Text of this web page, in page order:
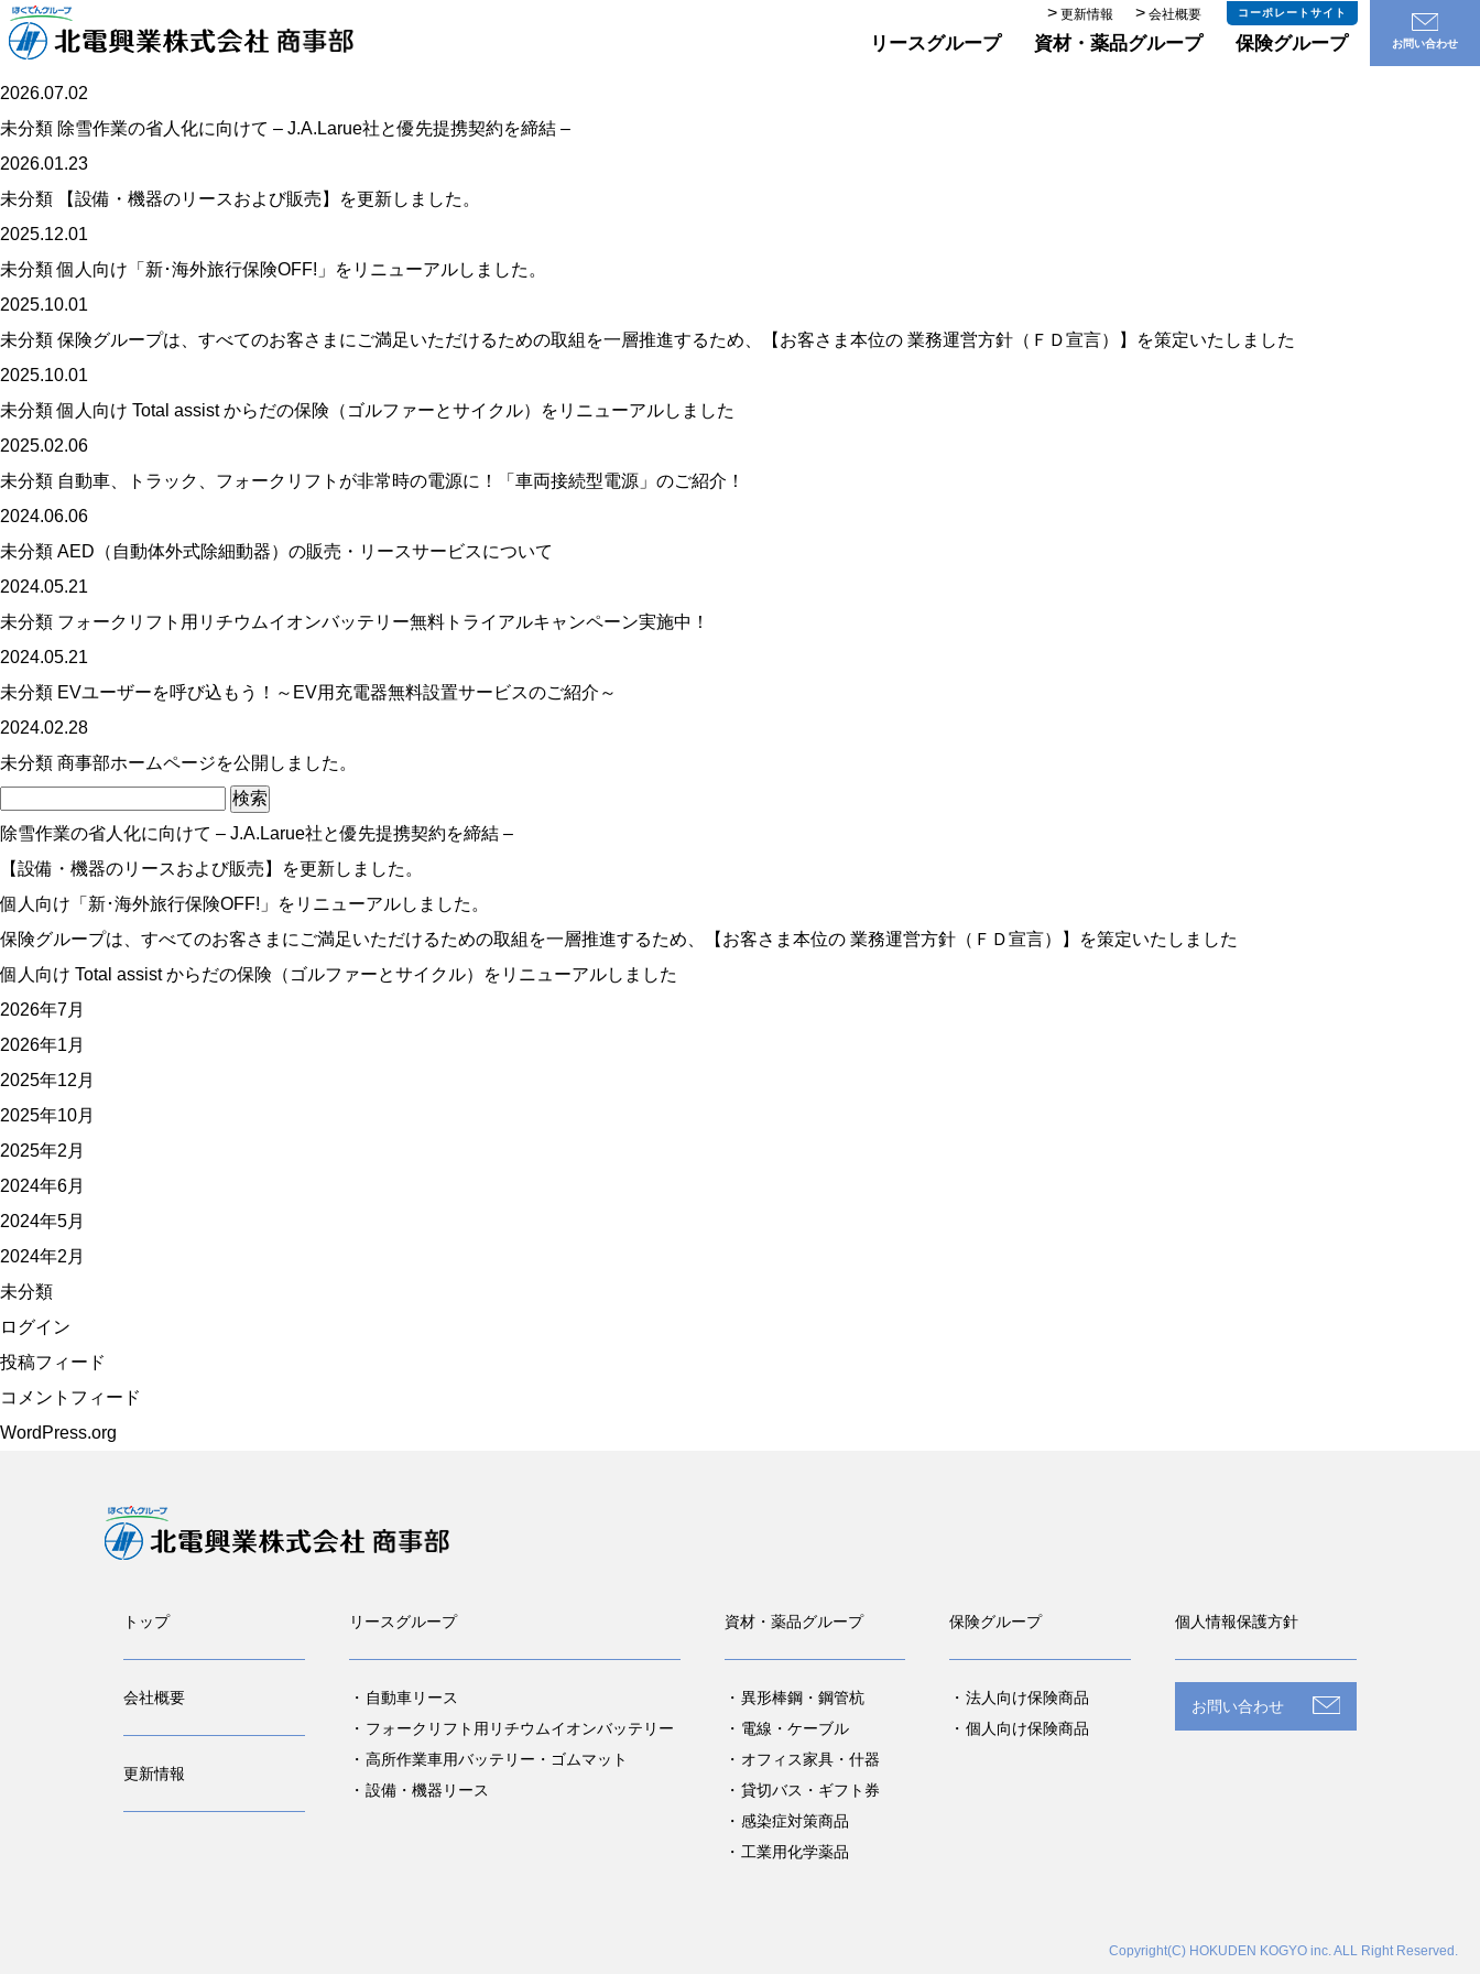
リースグループ 資材・薬品グループ 保険グループ お問い合わせ
更新情報 会社概要 コーポレートサイト
未分類
2026.07.02
未分類 除雪作業の省人化に向けて – J.A.Larue社と優先提携契約を締結 –
2026.01.23
未分類 【設備・機器のリースおよび販売】を更新しました。
2025.12.01
未分類個人向け「新･海外旅行保険OFF!」をリニューアルしました。
2025.10.01
未分類 保険グループは、すべてのお客さまにご満足いただけるための取組を一層推進するため、【お客さま本位の 業務運営方針（ＦＤ宣言）】を策定いたしました
2025.10.01
未分類個人向け Total assist からだの保険（ゴルファーとサイクル）をリニューアルしました
2025.02.06
未分類 自動車、トラック、フォークリフトが非常時の電源に！「車両接続型電源」のご紹介！
2024.06.06
未分類 AED（自動体外式除細動器）の販売・リースサービスについて
2024.05.21
未分類 フォークリフト用リチウムイオンバッテリー無料トライアルキャンペーン実施中！
2024.05.21
未分類 EVユーザーを呼び込もう！～EV用充電器無料設置サービスのご紹介～
2024.02.28
未分類 商事部ホームページを公開しました。
索:
除雪作業の省人化に向けて – J.A.Larue社と優先提携契約を締結 –
【設備・機器のリースおよび販売】を更新しました。
個人向け「新･海外旅行保険OFF!」をリニューアルしました。
保険グループは、すべてのお客さまにご満足いただけるための取組を一層推進するため、【お客さま本位の 業務運営方針（ＦＤ宣言）】を策定いたしました
個人向け Total assist からだの保険（ゴルファーとサイクル）をリニューアルしました
2026年7月
2026年1月
2025年12月
2025年10月
2025年2月
2024年6月
2024年5月
2024年2月
未分類
ログイン
投稿フィード
コメントフィード
WordPress.org
トップ
会社概要
更新情報
リースグループ
自動車リース
フォークリフト用リチウムイオンバッテリー
高所作業車用バッテリー・ゴムマット
設備・機器リース
資材・薬品グループ
異形棒鋼・鋼管杭
電線・ケーブル
オフィス家具・什器
貸切バス・ギフト券
感染症対策商品
工業用化学薬品
保険グループ
法人向け保険商品
個人向け保険商品
個人情報保護方針
お問い合わせ
Copyright(C) HOKUDEN KOGYO inc. ALL Right Reserved.